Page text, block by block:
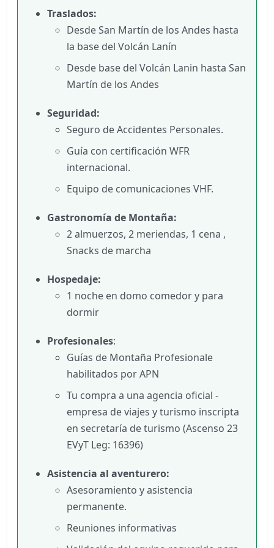
Traslados:
Desde San Martín de los Andes hasta
la base del Volcán Lanín
Desde base del Volcán Lanin hasta San
Martín de los Andes
Seguridad:
Seguro de Accidentes Personales.
Guía con certificación WFR
internacional.
Equipo de comunicaciones VHF.
Gastronomía de Montaña:
2 almuerzos, 2 meriendas, 1 cena ,
Snacks de marcha
Hospedaje:
1 noche en domo comedor y para
dormir
Profesionales:
Guías de Montaña Profesionale
habilitados por APN
Tu compra a una agencia oficial -
empresa de viajes y turismo inscripta
en secretaría de turismo (Ascenso 23
EVyT Leg: 16396)
Asistencia al aventurero:
Asesoramiento y asistencia
permanente.
Reuniones informativas